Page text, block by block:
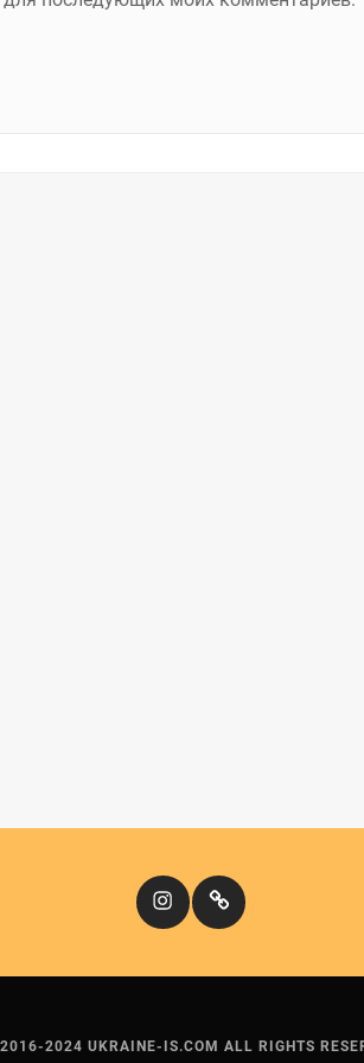
InstagramКіномандри
2024 UKRAINE-IS.COM ALL RIGHTS